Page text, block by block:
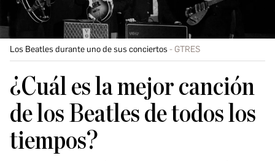
Los Beatles durante uno de sus conciertos GTRES
¿Cuál es la mejor canción
de los Beatles de todos los
tiempos?